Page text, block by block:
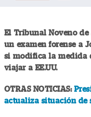
El Tribunal Noveno
un examen forense a
si modifica la medida
viajar a EE.UU.
OTRAS NOTICIAS:
actualiza situación de